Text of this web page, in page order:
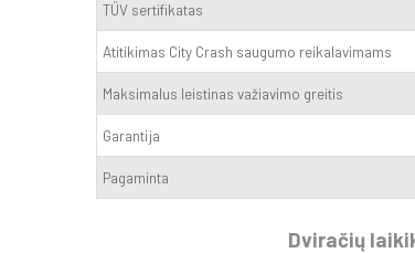
TÜV sertifikatas
Atitikimas City Crash saugumo reikalavimams
Maksimalus leistinas važiavimo greitis
Garantija
Pagaminta
Dviračių